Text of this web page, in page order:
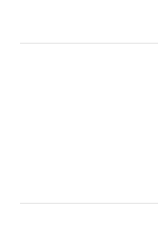
险、政府公共安全责任
人责任险、首台套/首
险产品；（六）保险招